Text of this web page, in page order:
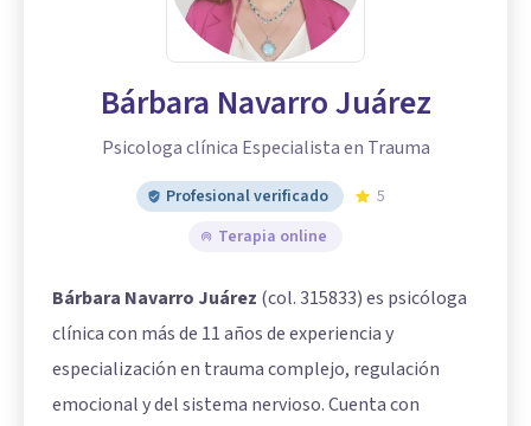
Bárbara Navarro Juárez
Psicologa clínica Especialista en Trauma
Profesional verificado
5
Terapia online
Bárbara Navarro Juárez (col. 315833) es psicóloga
clínica con más de 11 años de experiencia y
especialización en trauma complejo, regulación
emocional y del sistema nervioso. Cuenta con